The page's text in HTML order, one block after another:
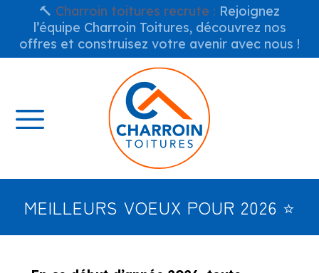
🔨 Charroin toitures recrute : Rejoignez
l’équipe Charroin Toitures, découvrez nos
offres et construisez votre avenir avec nous !
MEILLEURS VOEUX POUR 2026 ⭐